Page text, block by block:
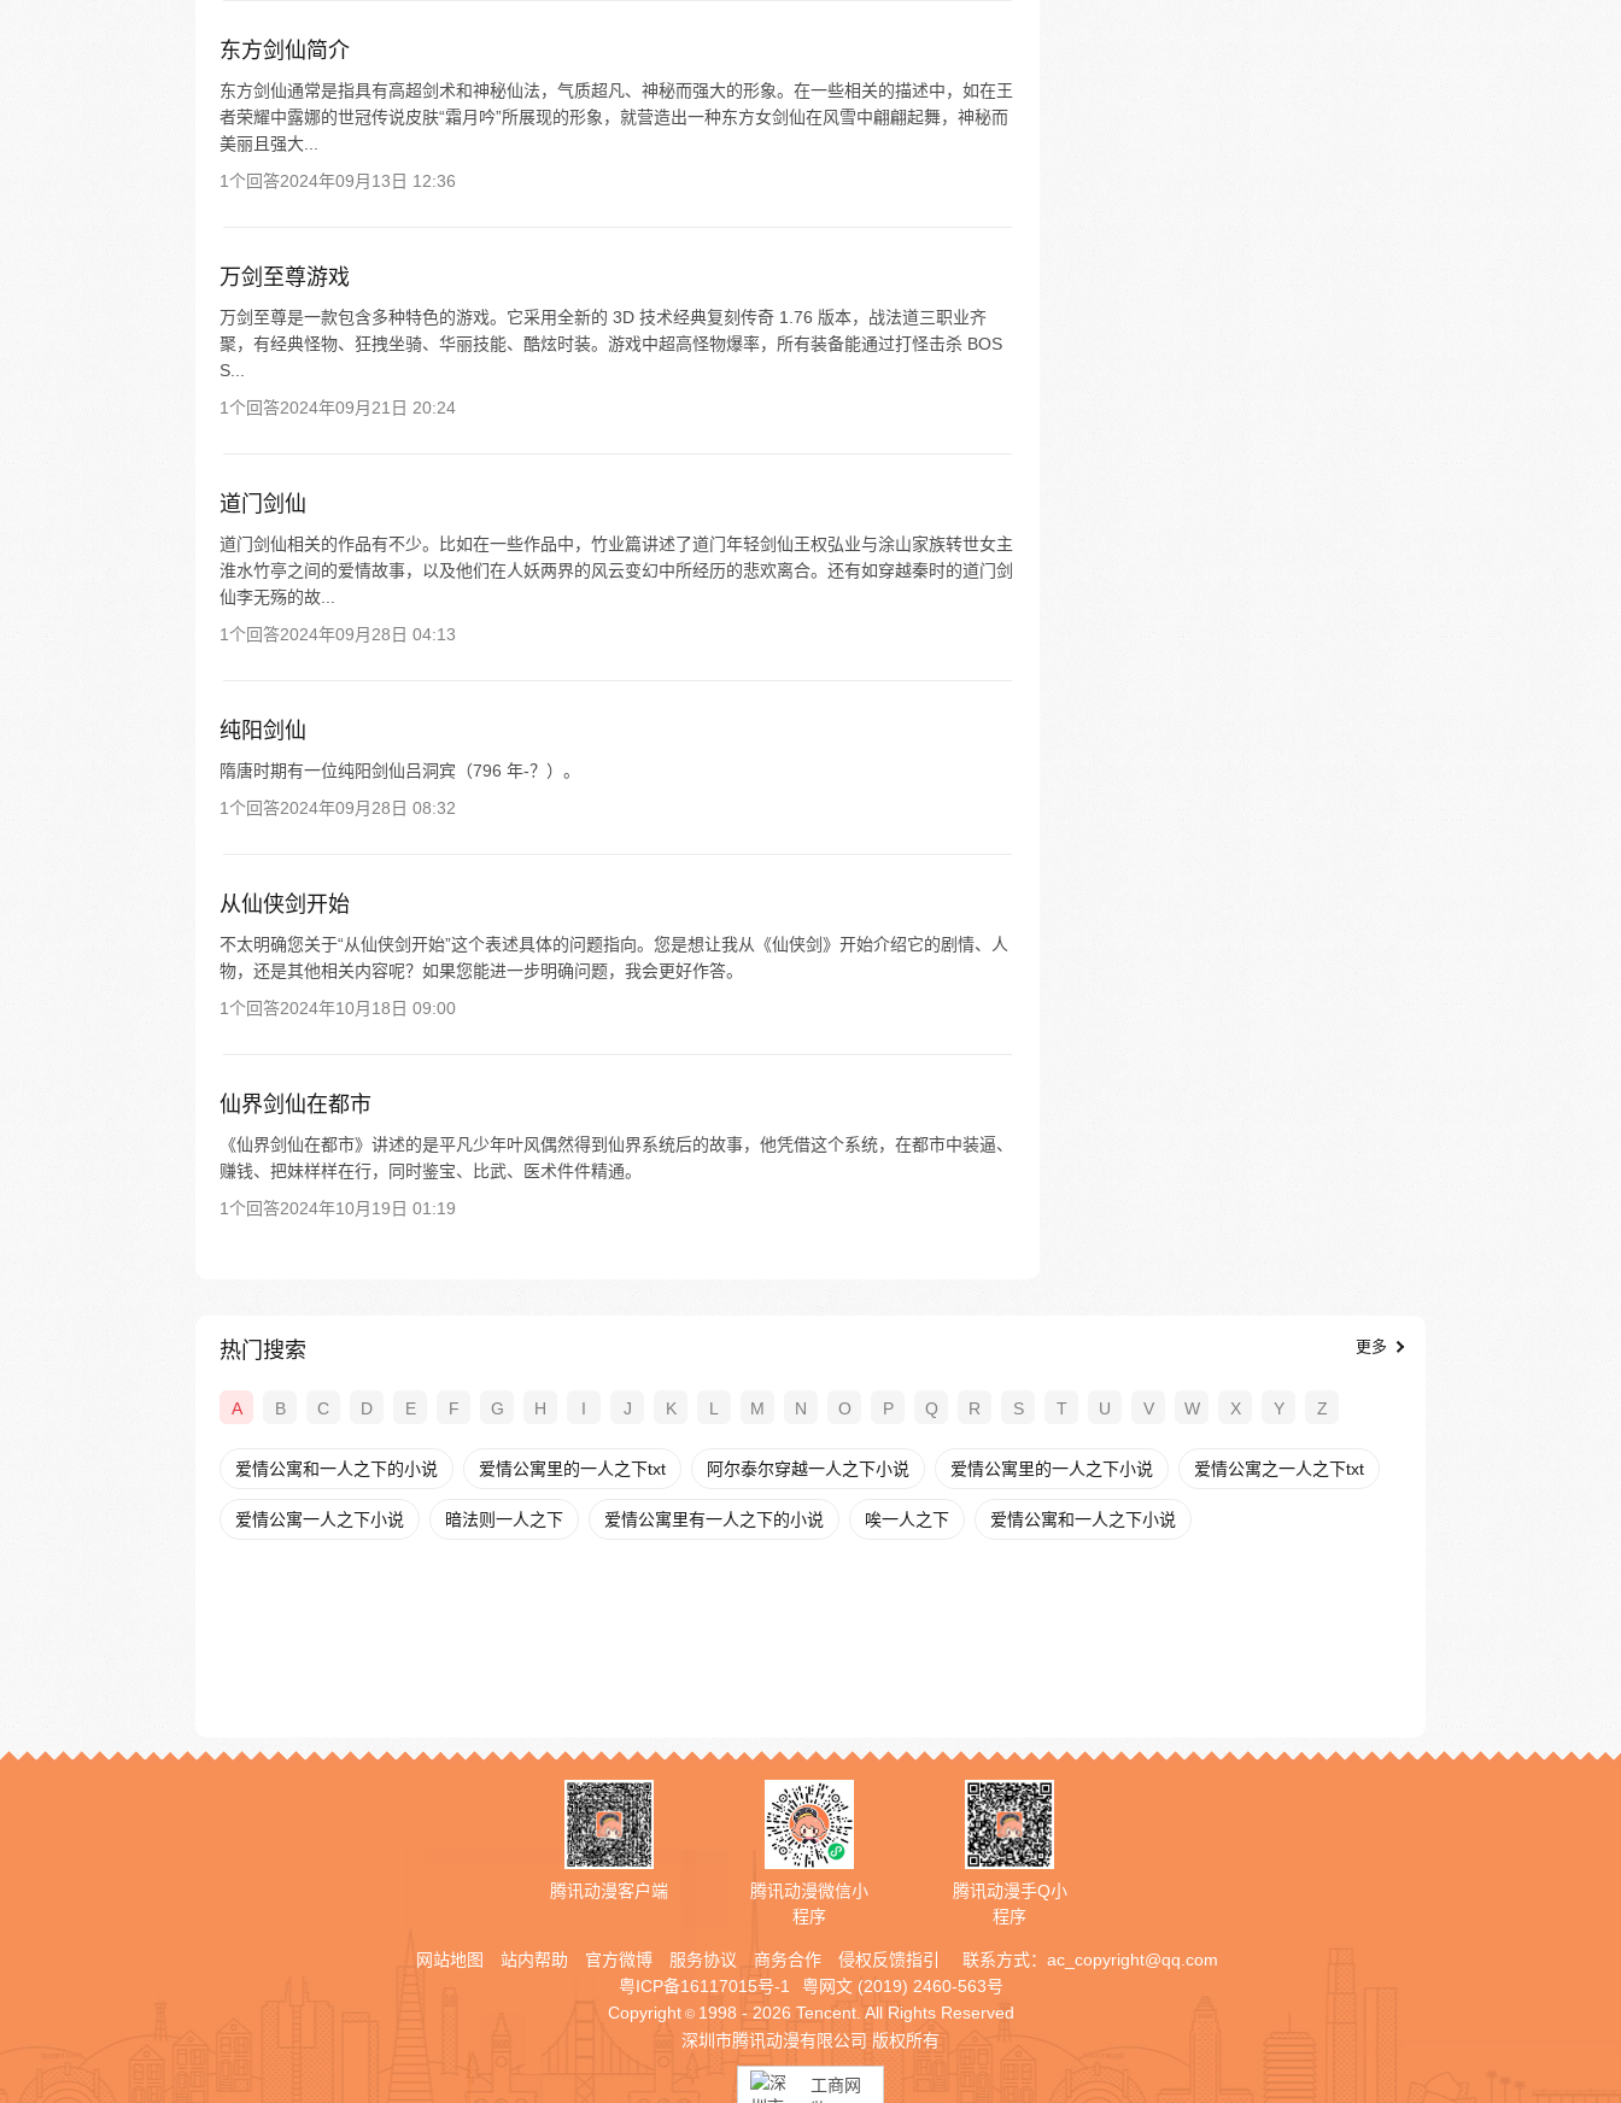
东方剑仙简介
东方剑仙通常是指具有高超剑术和神秘仙法，气质超凡、神秘而强大的形象。在一些相关的描述中，如在王
者荣耀中露娜的世冠传说皮肤“霜月吟”所展现的形象，就营造出一种东方女剑仙在风雪中翩翩起舞，神秘而
美丽且强大...
1个回答2024年09月13日 12:36
万剑至尊游戏
万剑至尊是一款包含多种特色的游戏。它采用全新的 3D 技术经典复刻传奇 1.76 版本，战法道三职业齐
聚，有经典怪物、狂拽坐骑、华丽技能、酷炫时装。游戏中超高怪物爆率，所有装备能通过打怪击杀 BOS
S...
1个回答2024年09月21日 20:24
道门剑仙
道门剑仙相关的作品有不少。比如在一些作品中，竹业篇讲述了道门年轻剑仙王权弘业与涂山家族转世女主
淮水竹亭之间的爱情故事，以及他们在人妖两界的风云变幻中所经历的悲欢离合。还有如穿越秦时的道门剑
仙李无殇的故...
1个回答2024年09月28日 04:13
纯阳剑仙
隋唐时期有一位纯阳剑仙吕洞宾（796 年-？）。
1个回答2024年09月28日 08:32
从仙侠剑开始
不太明确您关于“从仙侠剑开始”这个表述具体的问题指向。您是想让我从《仙侠剑》开始介绍它的剧情、人
物，还是其他相关内容呢？如果您能进一步明确问题，我会更好作答。
1个回答2024年10月18日 09:00
仙界剑仙在都市
《仙界剑仙在都市》讲述的是平凡少年叶风偶然得到仙界系统后的故事，他凭借这个系统，在都市中装逼、
赚钱、把妹样样在行，同时鉴宝、比武、医术件件精通。
1个回答2024年10月19日 01:19
热门搜索 更多
A B C D E F G H I J K L M N O P Q R S T U V W X Y Z
爱情公寓和一人之下的小说 爱情公寓里的一人之下txt 阿尔泰尔穿越一人之下小说 爱情公寓里的一人之下小说 爱情公寓之一人之下txt
爱情公寓一人之下小说 暗法则一人之下 爱情公寓里有一人之下的小说 唉一人之下 爱情公寓和一人之下小说
腾讯动漫客户端
腾讯动漫微信小
程序
腾讯动漫手Q小
程序
网站地图 站内帮助 官方微博 服务协议 商务合作 侵权反馈指引 联系方式： ac_copyright@qq.com
粤ICP备16117015号-1
粤网文 (2019) 2460-563号
Copyright © 1998 - 2026 Tencent. All Rights Reserved
深圳市腾讯动漫有限公司 版权所有
工商网